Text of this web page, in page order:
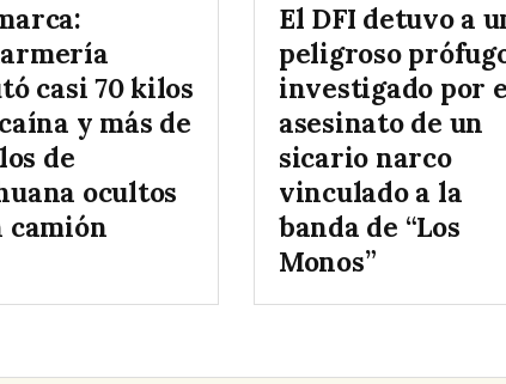
casi 70 kilos
y más de
de
ocultos
camión
El DFI detuvo a
peligroso
investigado por
asesinato de un
sicario narco
vinculado a la
banda de “Los
Monos”